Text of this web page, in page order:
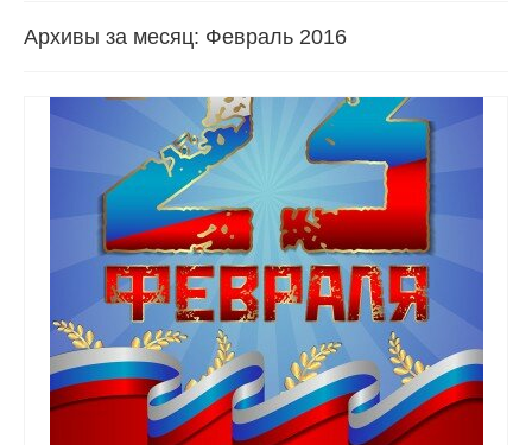
МО ГО «Воркута»
Базы отдыха
О центре
Контакты
Архивы за месяц: Февраль 2016